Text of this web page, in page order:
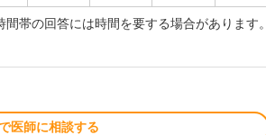
帯の回答には時間を要する場合があります。
医師に相談する